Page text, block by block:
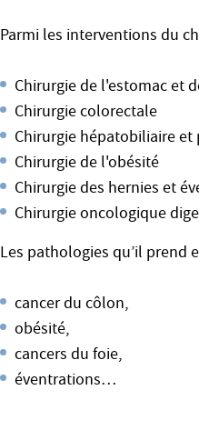
Parmi les interventions du
Chirurgie de l'estomac et
Chirurgie colorectale
Chirurgie hépatobiliaire
Chirurgie de l'obésité
Chirurgie des hernies et
Chirurgie oncologique
Les pathologies qu’il prend
cancer du côlon,
obésité,
cancers du foie,
éventrations…